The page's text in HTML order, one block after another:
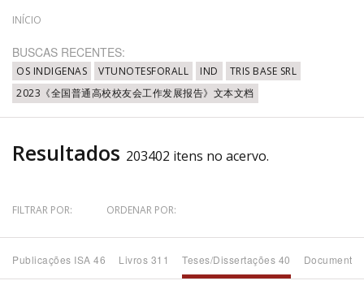
Data do Documento
Até
Tema
INÍCIO
BUSCAS RECENTES:
OS INDIGENAS VTUNOTESFORALL IND
TRIS BASE SRL
2023《全国普通高校校友会工作发展报告》文本文档
Resultados 203402 itens no acervo.
FILTRAR POR: ORDENAR POR:
Publicações ISA 46 Livros 311 Teses/Dissertações 40